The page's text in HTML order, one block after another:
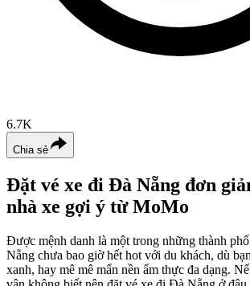
6.7K
Chia sẻ
Đặt vé xe đi Đà Nẵng đơn
nhà xe gợi ý từ MoMo
Được mệnh danh là một trong những thành
Nẵng chưa bao giờ hết hot với du khách, dù
xanh, hay mê mê mẩn nền ẩm thực đa dạng.